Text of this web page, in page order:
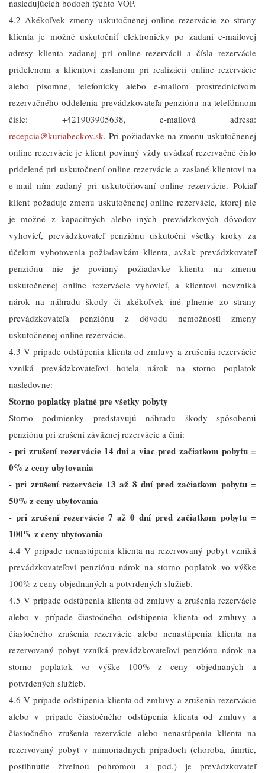
nasledujúcich bodoch týchto VOP.
4.2 Akékoľvek zmeny uskutočnenej online rezervácie zo strany
klienta je možné uskutočniť elektronicky po zadaní e-mailovej
adresy klienta zadanej pri online rezervácii a čísla rezervácie
pridelenom a klientovi zaslanom pri realizácii online rezervácie
alebo písomne, telefonicky alebo e-mailom prostredníctvom
rezervačného oddelenia prevádzkovateľa penziónu na telefónnom
čísle: +421903905638, e-mailová adresa:
recepcia@kuriabeckov.sk. Pri požiadavke na zmenu uskutočnenej
online rezervácie je klient povinný vždy uvádzať rezervačné číslo
pridelené pri uskutočnení online rezervácie a zaslané klientovi na
e-mail ním zadaný pri uskutočňovaní online rezervácie. Pokiaľ
klient požaduje zmenu uskutočnenej online rezervácie, ktorej nie
je možné z kapacitných alebo iných prevádzkových dôvodov
vyhovieť, prevádzkovateľ penziónu uskutoční všetky kroky za
účelom vyhotovenia požiadavkám klienta, avšak prevádzkovateľ
penziónu nie je povinný požiadavke klienta na zmenu
uskutočnenej online rezervácie vyhovieť, a klientovi nevzniká
nárok na náhradu škody či akékoľvek iné plnenie zo strany
prevádzkovateľa penziónu z dôvodu nemožnosti zmeny
uskutočnenej online rezervácie.
4.3 V prípade odstúpenia klienta od zmluvy a zrušenia rezervácie
vzniká prevádzkovateľovi hotela nárok na storno poplatok
nasledovne:
Storno poplatky platné pre všetky pobyty
Storno podmienky predstavujú náhradu škody spôsobenú
penziónu pri zrušení záväznej rezervácie a činí:
- pri zrušení rezervácie 14 dní a viac pred začiatkom pobytu =
0% z ceny ubytovania
- pri zrušení rezervácie 13 až 8 dní pred začiatkom pobytu =
50% z ceny ubytovania
- pri zrušení rezervácie 7 až 0 dní pred začiatkom pobytu =
100% z ceny ubytovania
4.4 V prípade nenastúpenia klienta na rezervovaný pobyt vzniká
prevádzkovateľovi penziónu nárok na storno poplatok vo výške
100% z ceny objednaných a potvrdených služieb.
4.5 V prípade odstúpenia klienta od zmluvy a zrušenia rezervácie
alebo v prípade čiastočného odstúpenia klienta od zmluvy a
čiastočného zrušenia rezervácie alebo nenastúpenia klienta na
rezervovaný pobyt vzniká prevádzkovateľovi penziónu nárok na
storno poplatok vo výške 100% z ceny objednaných a
potvrdených služieb.
4.6 V prípade odstúpenia klienta od zmluvy a zrušenia rezervácie
alebo v prípade čiastočného odstúpenia klienta od zmluvy a
čiastočného zrušenia rezervácie alebo nenastúpenia klienta na
rezervovaný pobyt v mimoriadnych prípadoch (choroba, úmrtie,
postihnutie živelnou pohromou a pod.) je prevádzkovateľ